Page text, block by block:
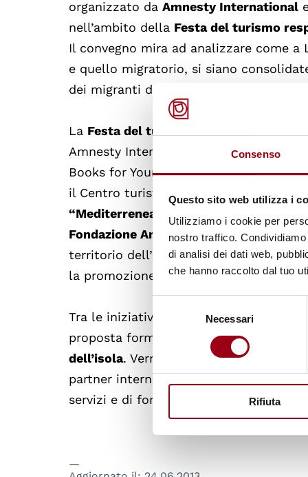
Consenso
Questo sito web utilizza i
Utilizziamo i cookie per
nostro traffico.
di analisi dei dati web,
che hanno raccolto dal tuo
del
consenso
Necessari
Rifiuta
organizzato daAmnesty International
nell’ambito della Festa del turismo
Il convegno mira ad analizzare come
e quello migratorio, si siano
dei migranti da parte dei residenti e dei
La Festa del turismo responsabile e
Amnesty International e all’AITR,
Books for Young People), l’ECPAT
il Centro turistico studentesco (Cts), si
“Mediterrenean Networking: step one
Fondazione Anna Lindh per il Dialogo
territorio dell’isola, di laboratori volti
la promozione di un dialogo comune
Tra le iniziative promosse nell’ambito
proposta formulata da Ibby Italia,
dell’isola. Verranno portati a
partner internazionali
servizi e di formazione per l’infanzia.